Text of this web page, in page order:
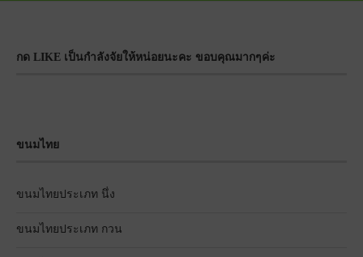
กด LIKE เป็นกำลังจัยให้หน่อยนะคะ ขอบคุณมากๆค่ะ
ขนมไทย
ขนมไทยประเภท นึ่ง
ขนมไทยประเภท กวน